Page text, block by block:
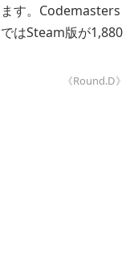
す。Codemasters
はSteam版が1,880
《Round.D》